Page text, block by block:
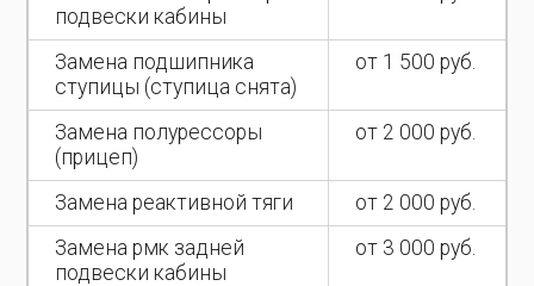
подвески кабины
Замена подшипника
ступицы (ступица снята)
от 1 500 руб.
Замена полурессоры
(прицеп)
от 2 000 руб.
Замена реактивной тяги
от 2 000 руб.
Замена рмк задней
подвески кабины
от 3 000 руб.